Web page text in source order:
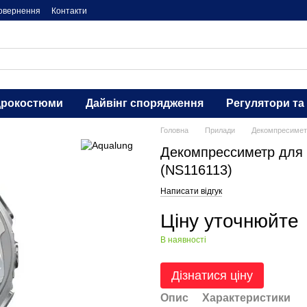
Контакти
Дайвінг спорядження Регулятори
Головна Прилади
Декомпрессиметр для
(NS116113)
Написати відгук
Ціну уточнюйте
В наявності
Дізнатися ціну
Опис Характеристики